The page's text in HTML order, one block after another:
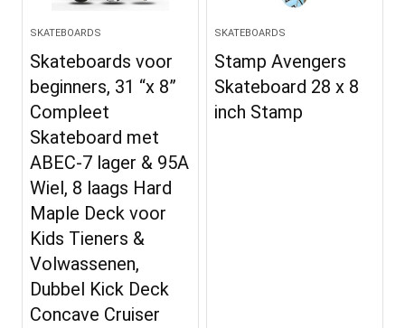
SKATEBOARDS
Skateboards voor
beginners, 31 “x 8”
Compleet
Skateboard met
ABEC-7 lager & 95A
Wiel, 8 laags Hard
Maple Deck voor
Kids Tieners &
Volwassenen,
Dubbel Kick Deck
Concave Cruiser
SKATEBOARDS
Stamp Avengers
Skateboard 28 x 8
inch Stamp